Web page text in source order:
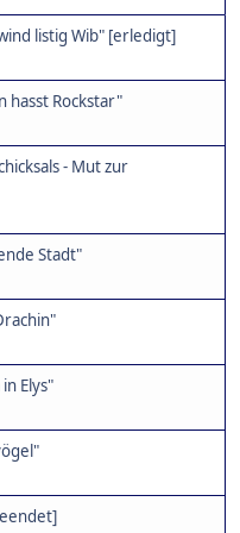
listig Wib" [erledigt]
hasst Rockstar"
- Mut zur
Stadt"
Elys"